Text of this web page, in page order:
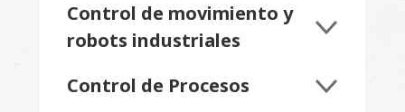
Control de movimiento y
robots industriales
Control de Procesos